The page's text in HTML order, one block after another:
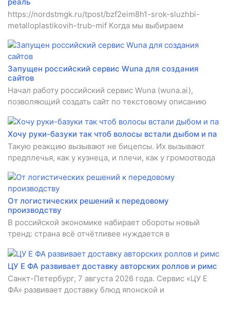
https://nordstmgk.ru/tpost/bzf2eim8h1-srok-sluzhbi-
metalloplastikovih-trub-mif Когда мы выбираем
Запущен российский сервис Wuna для создания
сайтов
Начал работу российский сервис Wuna (wuna.ai),
позволяющий создать сайт по текстовому описанию
Хочу руки-базуки так чтоб волосы встали дыбом и па
Такую реакцию вызывают не бицепсы. Их вызывают
предплечья, как у кузнеца, и плечи, как у громоотвода
От логистических решений к передовому
производству
В российской экономике набирает обороты новый
тренд: страна всё отчётливее нуждается в
ЦУ Е ФА развивает доставку авторских роллов и римс
Санкт-Петербург, 7 августа 2026 года. Сервис «ЦУ Е
ФА» развивает доставку блюд японской и